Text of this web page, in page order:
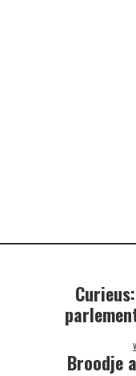
Broodje